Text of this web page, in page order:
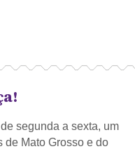
segunda a sexta, um
de Mato Grosso e do